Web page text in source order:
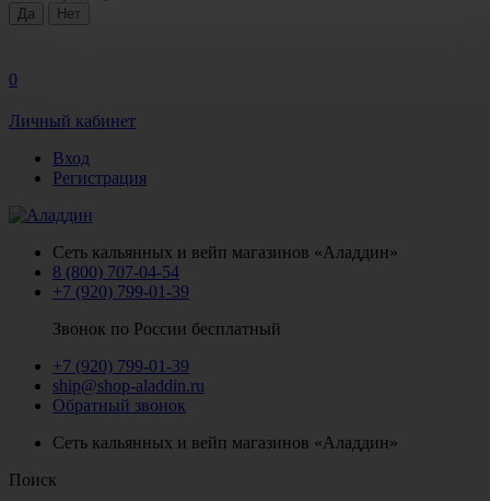
0
Личный кабинет
Вход
Регистрация
Сеть кальянных и вейп магазинов «Аладдин»
8 (800) 707-04-54
+7 (920) 799-01-39
Звонок по России бесплатный
+7 (920) 799-01-39
ship@shop-aladdin.ru
Обратный звонок
Сеть кальянных и вейп магазинов «Аладдин»
Поиск